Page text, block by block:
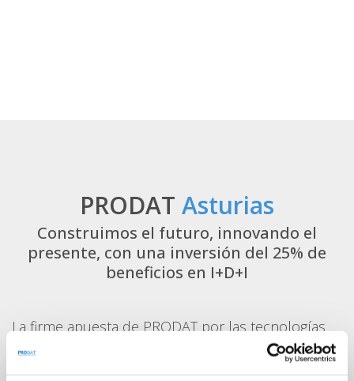
PRODAT Asturias
Construimos el futuro, innovando el
presente, con una inversión del 25% de
beneficios en I+D+I
La firme apuesta de PRODAT por las tecnologías
de la información y comunicación hace de una
gran empresa el líder. Pionera en el desarrollo de